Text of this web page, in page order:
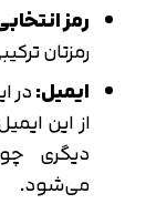
رمز
رمزتان
ایمیل:در
از این
دیگری
می‌شود.